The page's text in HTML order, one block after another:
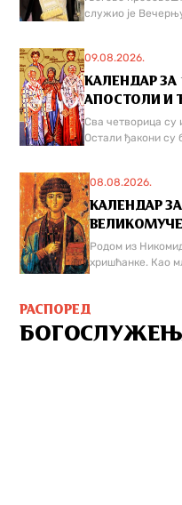
служио је
09.08.2026.
КАЛЕНДАР ЗА
АПОСТОЛИ И
Сва четворица су
Остали ђакони су
08.08.2026.
КАЛЕНДАР ЗА
Родом из
хришћанке. Као
РАСПОРЕД